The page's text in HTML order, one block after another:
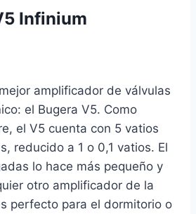
Infinium
amplificador de válvulas
el Bugera V5. Como
el V5 cuenta con 5 vatios
reducido a 1 o 0,1 vatios. El
lo hace más pequeño y
otro amplificador de la
perfecto para el dormitorio o